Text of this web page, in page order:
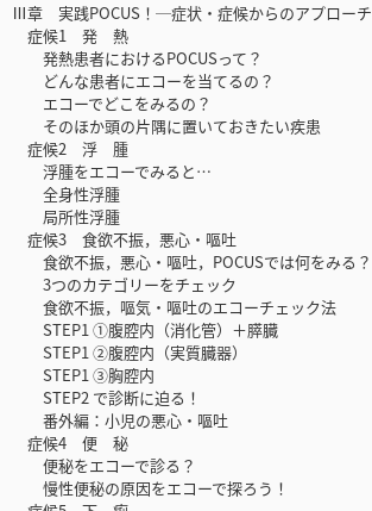
Ⅲ章 実践POCUS！─症状・症候からのアプローチ
症候1 発 熱
発熱患者におけるPOCUSって？
どんな患者にエコーを当てるの？
エコーでどこをみるの？
そのほか頭の片隅に置いておきたい疾患
症候2 浮 腫
浮腫をエコーでみると…
全身性浮腫
局所性浮腫
症候3 食欲不振，悪心・嘔吐
食欲不振，悪心・嘔吐，POCUSでは何をみる？
3つのカテゴリーをチェック
食欲不振，嘔気・嘔吐のエコーチェック法
STEP1 ①腹腔内（消化管）＋膵臓
STEP1 ②腹腔内（実質臓器）
STEP1 ③胸腔内
STEP2 で診断に迫る！
番外編：小児の悪心・嘔吐
症候4 便 秘
便秘をエコーで診る？
慢性便秘の原因をエコーで探ろう！